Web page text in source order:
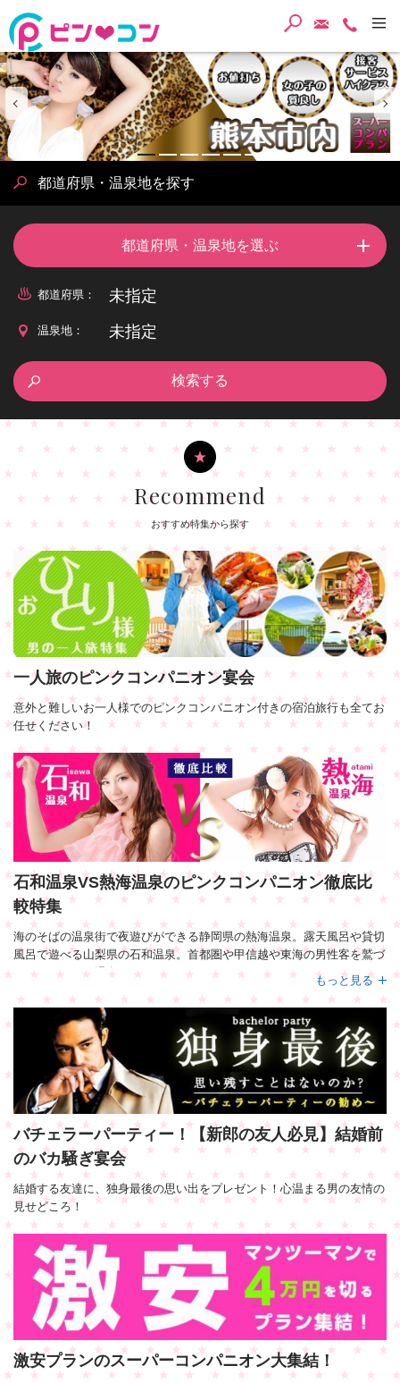
ご予約・
検索
1 2 3 4 5 6
Prev
都道府県・温泉地を探す
都道府県・温泉地を選ぶ
都道府県： 未指定
温泉地： 未指定
検索する
Recommend
おすすめ特集から探す
一人旅のピンクコンパニオン宴会
意外と難しいお一人様でのピンクコンパニオン付きの宿泊旅行も全てお
任せください！
石和温泉VS熱海温泉のピンクコンパニオン徹底比
較特集
海のそばの温泉街で夜遊びができる静岡県の熱海温泉。露天風呂や貸切
風呂で遊べる山梨県の石和温泉。首都圏や甲信越や東海の男性客を鷲づ
かみにするこの温泉。
スーパーコンパニオン、ピンクコンパニオンとの宴会のメッカと言って
もいい。ビギナーのお客様にとってはどっちがいいのか、迷うところで
ある。当社独自に調査してきた熱海の石和の違いを参考にぜひ検討して
欲しい。
もっと見る
バチェラーパーティー！【新郎の友人必見】結婚前
のバカ騒ぎ宴会
結婚する友達に、独身最後の思い出をプレゼント！心温まる男の友情の
見せどころ！
激安プランのスーパーコンパニオン大集結！